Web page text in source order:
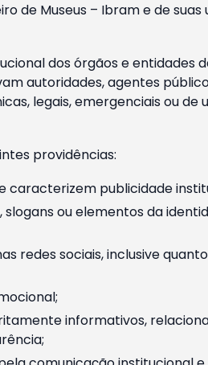
de Museus – Ibram e de
dos órgãos e entidades
autoridades, agentes
legais, emergenciais ou de
providências:
publicidade
ou elementos da
redes sociais, inclusive
informativos,